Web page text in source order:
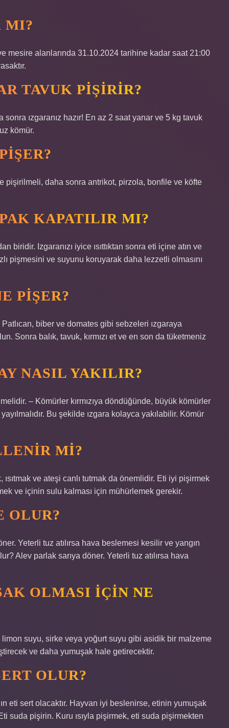
MI?
mesire alanlarında 31.10.2024 tarihine kadar saat 21:00
TAVUK PIŞIRIR?
ızgaranız hazır! En az 2 saat yanar ve 5 kg tavuk
kömür.
pişirilmeli, daha sonra antrikot, pirzola, bonfile ve köfte
KAPATILIR MI?
biridir. Izgaranızı iyice ısıttıktan sonra eti içine atın ve
pişmesini ve suyunu koruyarak daha lezzetli olmasını
PIŞER?
biber ve domates gibi sebzeleri ızgaraya
Sonra balık, tavuk, kırmızı et ve en son da tüketmeniz
NASIL YAKILIR?
– Kömürler kırmızıya döndüğünde, büyük kömürler
Bu şekilde ızgara kolayca yakılabilir. Kömür
MI?
ve ateşi canlı tutmak da önemlidir. Eti iyi pişirmek
ve içinin sulu kalması için mühürlemek gerekir.
OLUR?
Yeterli tuz atılırsa hava beslemesi kesilir ve yangın
Alev parlak sarıya döner. Yeterli tuz atılırsa hava
OLMASI IÇIN NE
limon suyu, sirke veya yoğurt suyu gibi asidik bir malzeme
ve daha yumuşak hale getirecektir.
OLUR?
eti sert olacaktır. Hayvan iyi beslenirse, etinin yumuşak
suda pişirin. Kuru ısıyla pişirmek, eti suda pişirmekten